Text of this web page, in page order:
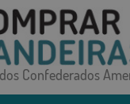
Confederados